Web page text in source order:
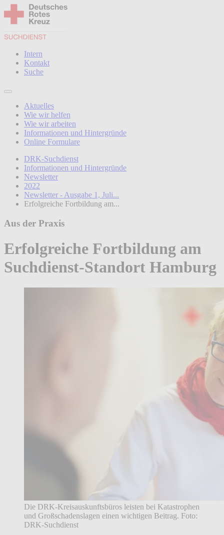
Intern
Kontakt
Suche
Aktuelles
Wie wir helfen
Wie wir arbeiten
Informationen und Hintergründe
Online Formulare
DRK-Suchdienst
Informationen und Hintergründe
Newsletter
2022
Newsletter - Ausgabe 1, Juli...
Erfolgreiche Fortbildung am...
Aus der Praxis
Erfolgreiche Fortbildung am
Suchdienst-Standort Hamburg
Die DRK-Kreisauskunftsbüros leisten bei Katastrophen
und Großschadenslagen einen wichtigen Beitrag. Foto:
DRK-Suchdienst